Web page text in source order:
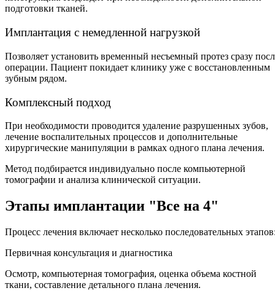
подготовки тканей.
Имплантация с немедленной нагрузкой
Позволяет установить временный несъемный протез сразу
операции. Пациент покидает клинику уже с восстановленным
зубным рядом.
Комплексный подход
При необходимости проводится удаление разрушенных зубов,
лечение воспалительных процессов и дополнительные
хирургические манипуляции в рамках одного плана лечения.
Метод подбирается индивидуально после компьютерной
томографии и анализа клинической ситуации.
Этапы имплантации "Все на 4"
Процесс лечения включает несколько последовательных
Первичная консультация и диагностика
Осмотр, компьютерная томография, оценка объема костной
ткани, составление детального плана лечения.